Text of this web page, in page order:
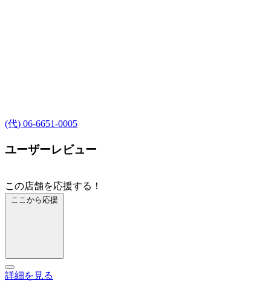
(代) 06-6651-0005
ユーザーレビュー
この店舗を応援する！
ここから応援
詳細を見る